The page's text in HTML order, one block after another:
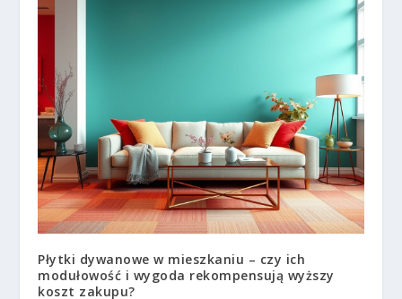
Płytki dywanowe w mieszkaniu – czy ich
modułowość i wygoda rekompensują wyższy
koszt zakupu?